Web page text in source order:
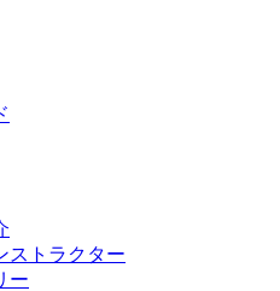
ストラクター
ー